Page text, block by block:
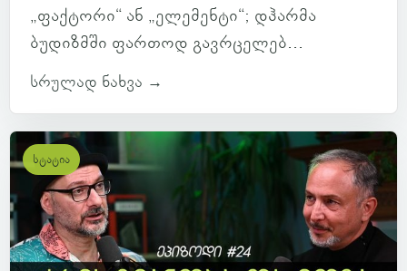
„ფაქტორი“ ან „ელემენტი“; დჰარმა
ბუდიზმში ფართოდ გავრცელებ...
სრულად ნახვა →
სტატია